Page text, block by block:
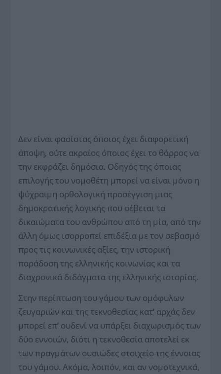
Δεν είναι φασίστας όποιος έχει διαφορετική
άποψη, ούτε ακραίος όποιος έχει το θάρρος να
την εκφράζει δημόσια. Οδηγός της όποιας
επιλογής του νομοθέτη μπορεί να είναι μόνο η
ψύχραιμη ορθολογική προσέγγιση μιας
δημοκρατικής λογικής που σέβεται τα
δικαιώματα του ανθρώπου από τη μία, από την
άλλη όμως ισορροπεί επιδέξια με τον σεβασμό
προς τις κοινωνικές αξίες, την ιστορική
παράδοση της ελληνικής κοινωνίας και τα
διαχρονικά διδάγματα της ελληνικής ιστορίας.
Στην περίπτωση του γάμου των ομόφυλων
ζευγαριών και της τεκνοθεσίας κατ’ αρχάς δεν
μπορεί επ’ ουδενί να υπάρξει διαχωρισμός των
δύο εννοιών, διότι η τεκνοθεσία αποτελεί εκ
των πραγμάτων ουσιώδες στοιχείο της έννοιας
του γάμου. Ακόμα, λοιπόν, και αν νομοτεχνικά,